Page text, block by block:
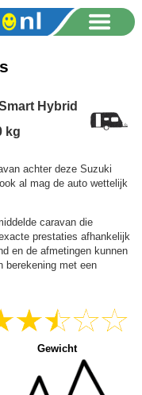
Hybrid
kg
achter deze Suzuki
ook al mag de auto wettelijk
caravan die
prestaties afhankelijk
en de afmetingen kunnen
berekening met een
Gewicht